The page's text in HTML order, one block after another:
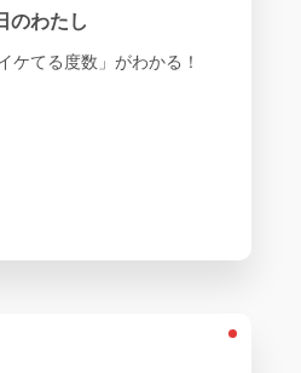
のわたし
ケてる度数」がわかる！